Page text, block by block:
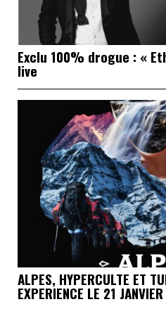
Exclu 100% drogue : «
live
ALPES, HYPERCULTE ET
EXPERIENCE LE 21